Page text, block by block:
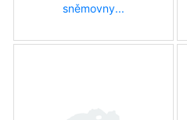
sněmovny...